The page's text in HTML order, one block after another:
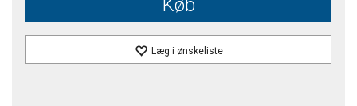
Køb
Læg i ønskeliste